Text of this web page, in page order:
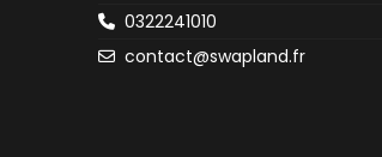
0322241010
contact@swapland.fr